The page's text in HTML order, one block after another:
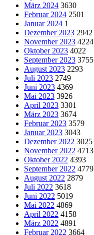
März 2024 3630
Februar 2024 2501
Januar 2024 1
Dezember 2023 2942
November 2023 4224
Oktober 2023 4022
September 2023 3755
August 2023 2293
Juli 2023 2749
Juni 2023 4369
Mai 2023 3926
April 2023 3301
März 2023 3674
Februar 2023 3579
Januar 2023 3043
Dezember 2022 3025
November 2022 4713
Oktober 2022 4393
September 2022 4779
August 2022 2879
Juli 2022 3618
Juni 2022 5019
Mai 2022 4869
April 2022 4158
März 2022 4891
Februar 2022 3664